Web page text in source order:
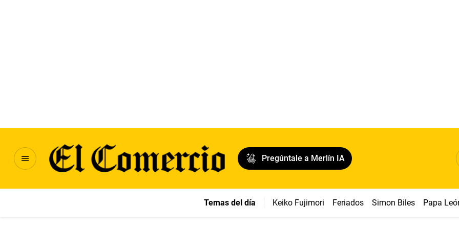
Pregúntale a Merlín IA
Temas del día Keiko Fujimori Feriados Simon Biles Papa